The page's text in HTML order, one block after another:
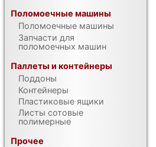
Поломоечные машины
Поломоечные машины
Запчасти для
поломоечных машин
Паллеты и контейнеры
Поддоны
Контейнеры
Пластиковые ящики
Листы сотовые
полимерные
Прочее